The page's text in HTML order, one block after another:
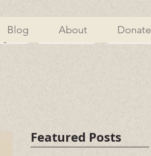
Blog About Donate
Featured Posts